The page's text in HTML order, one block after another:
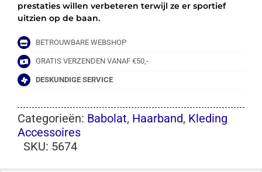
prestaties willen verbeteren terwijl ze er sportief
uitzien op de baan.
BETROUWBARE WEBSHOP
GRATIS VERZENDEN VANAF €50,-
DESKUNDIGE SERVICE
Categorieën: Babolat, Haarband, Kleding
Accessoires
SKU: 5674